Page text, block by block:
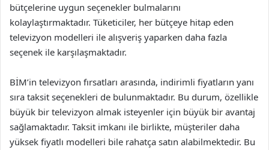
bütçelerine uygun seçenekler bulmalarını
kolaylaştırmaktadır. Tüketiciler, her bütçeye hitap eden
televizyon modelleri ile alışveriş yaparken daha fazla
seçenek ile karşılaşmaktadır.
BİM’in televizyon fırsatları arasında, indirimli fiyatların yanı
sıra taksit seçenekleri de bulunmaktadır. Bu durum, özellikle
büyük bir televizyon almak isteyenler için büyük bir avantaj
sağlamaktadır. Taksit imkanı ile birlikte, müşteriler daha
yüksek fiyatlı modelleri bile rahatça satın alabilmektedir. Bu